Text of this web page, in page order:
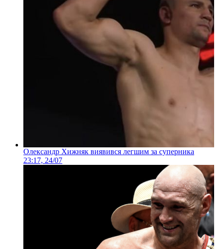
Олександр Хижняк виявився легшим за суперника
23:17, 24/07